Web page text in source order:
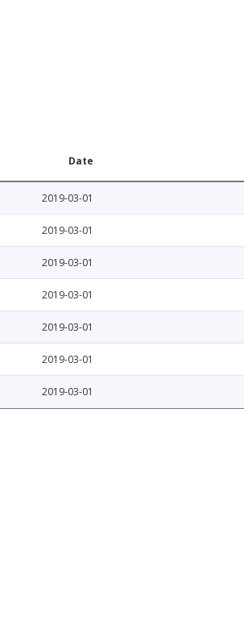
Date
2019-03-01
2019-03-01
2019-03-01
2019-03-01
2019-03-01
2019-03-01
2019-03-01